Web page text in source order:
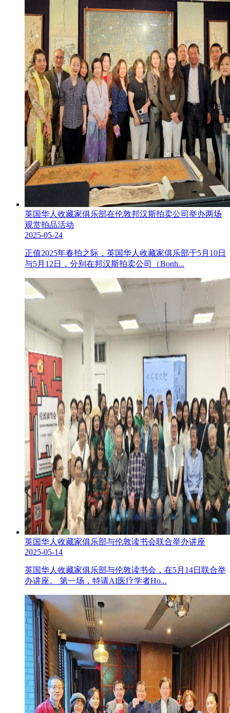
英国华人收藏家俱乐部在伦敦邦汉斯拍卖公司举办两场
观赏拍品活动
2025-05-24
正值2025年春拍之际，英国华人收藏家俱乐部于5月10日
与5月12日，分别在邦汉斯拍卖公司（Bonh...
英国华人收藏家俱乐部与伦敦读书会联合举办讲座
2025-05-14
英国华人收藏家俱乐部与伦敦读书会，在5月14日联合举
办讲座。 第一场，特请AI医疗学者Ho...